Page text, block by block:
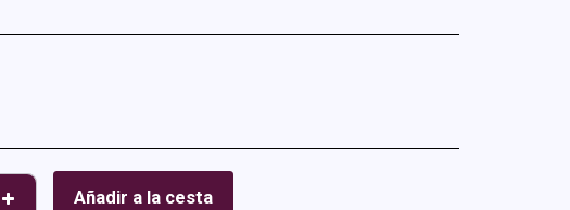
Añadir a la cesta